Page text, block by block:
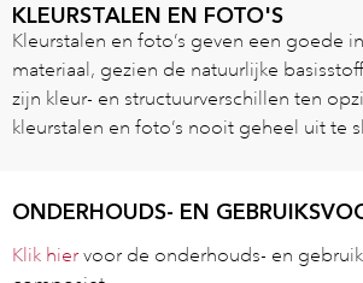
KLEURSTALEN EN FOTO'S
Kleurstalen en foto’s geven een goede
materiaal, gezien de natuurlijke
zijn kleur- en structuurverschillen ten
kleurstalen en foto’s nooit geheel uit te
ONDERHOUDS- EN
Klik hiervoor de onderhouds- en